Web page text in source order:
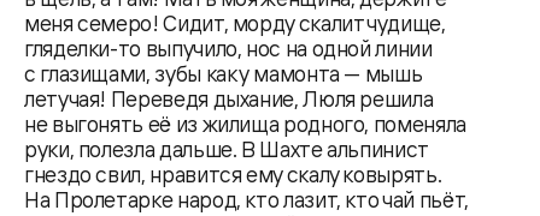
меня семеро! Сидит, морду скалит чудище,
гляделки-то выпучило, нос на одной линии
с глазищами, зубы как у мамонта — мышь
летучая! Переведя дыхание, Люля решила
не выгонять её из жилища родного, поменяла
руки, полезла дальше. В Шахте альпинист
гнездо свил, нравится ему скалу ковырять.
На Пролетарке народ, кто лазит, кто чай пьёт,